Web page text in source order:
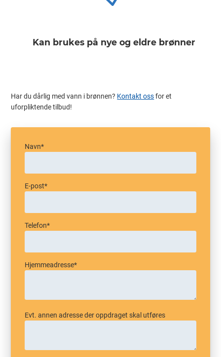
Kan brukes på nye og eldre brønner
Har du dårlig med vann i brønnen? Kontakt ossfor et
uforpliktende tilbud!
Navn*
E-post*
Telefon*
Hjemmeadresse*
Evt. annen adresse der oppdraget skal utføres